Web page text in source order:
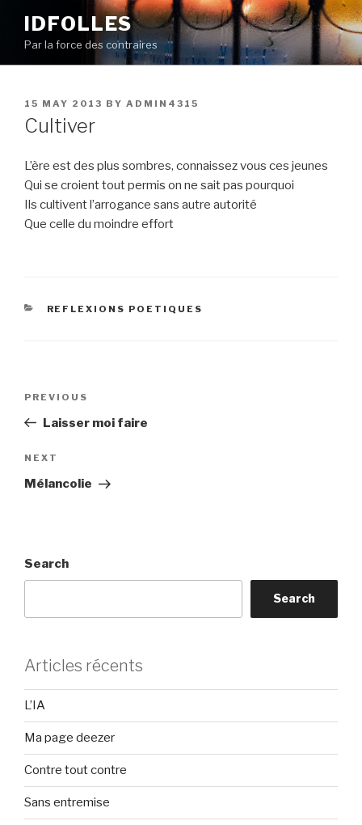
content
IDFOLLES
Par la force des contraires
POSTED
ON
15 MAY 2013 BY ADMIN4315
Cultiver
L’ère est des plus sombres, connaissez vous ces jeunes
Qui se croient tout permis on ne sait pas pourquoi
Ils cultivent l’arrogance sans autre autorité
Que celle du moindre effort
CATEGORIES
REFLEXIONS POETIQUES
Previous
Post
PREVIOUS
Laisser moi faire
Next
Post
NEXT
Mélancolie
Search
Search
Articles récents
L’IA
Ma page deezer
Contre tout contre
Sans entremise